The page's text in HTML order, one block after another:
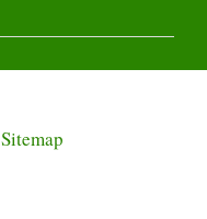
Sitemap